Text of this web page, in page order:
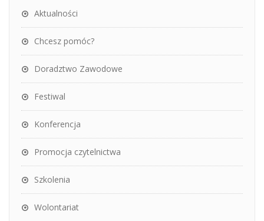
Aktualności
Chcesz pomóc?
Doradztwo Zawodowe
Festiwal
Konferencja
Promocja czytelnictwa
Szkolenia
Wolontariat